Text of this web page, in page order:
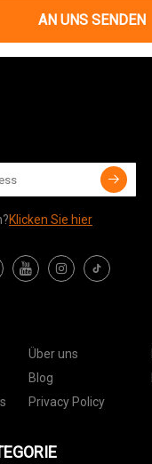
AN UNS SENDEN
Klicken Sie hier
Über uns
Blog
Privacy Policy